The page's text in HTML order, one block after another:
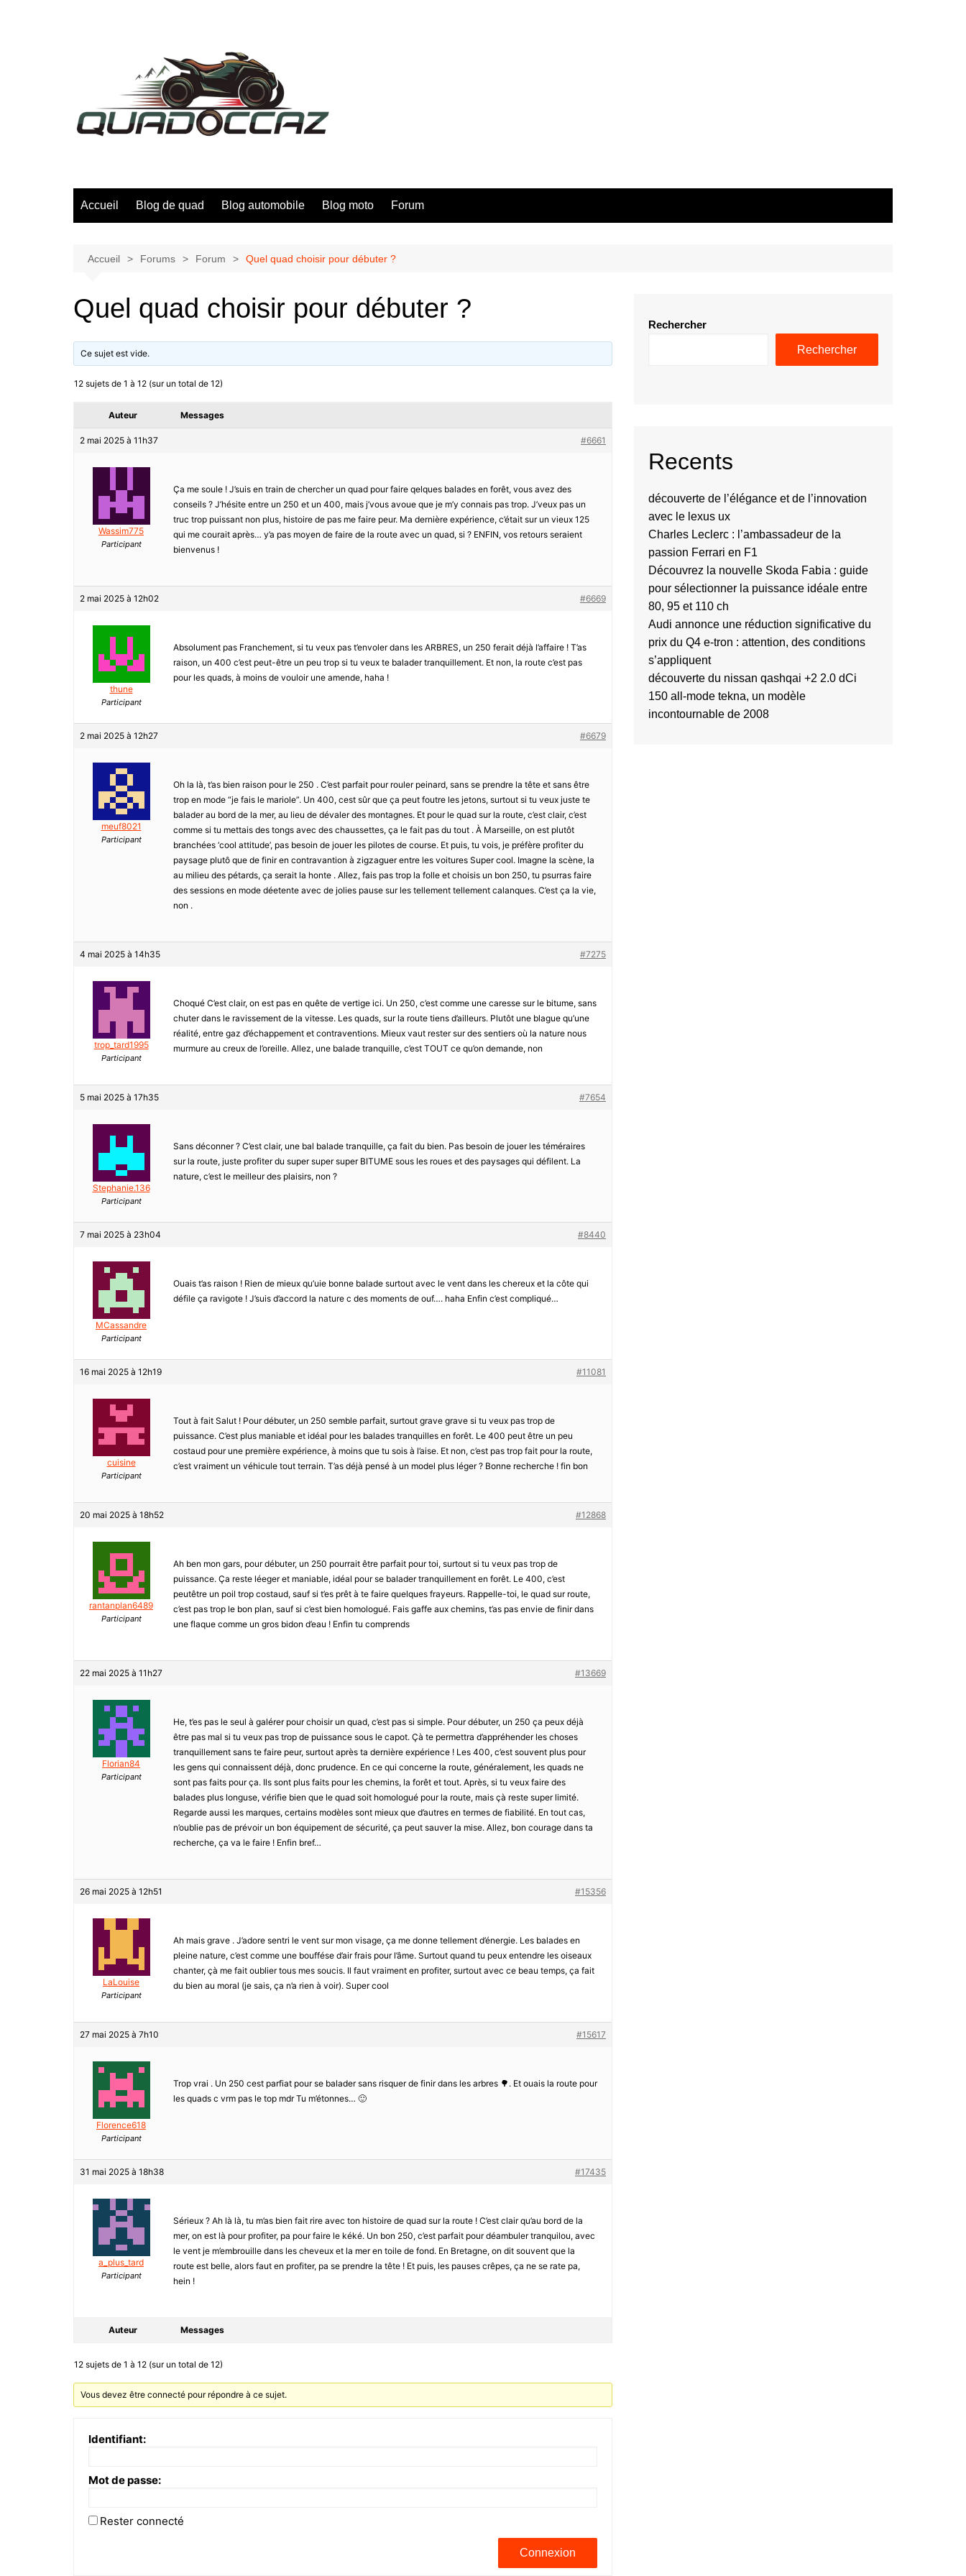
Accueil Blog de quad Blog automobile Blog moto Forum
Accueil Forums Forum Quel quad choisir pour débuter ?
Quel quad choisir pour débuter ?
Ce sujet est vide.
12 sujets de 1 à 12 (sur un total de 12)
Auteur Messages
2 mai 2025 à 11h37 #6661
Wassim775
Participant
Ça me soule ! J’suis en train de chercher un quad pour faire qelques balades en forêt, vous avez des
conseils ? J’hésite entre un 250 et un 400, mais j’vous avoue que je m’y connais pas trop. J’veux pas un
truc trop puissant non plus, histoire de pas me faire peur. Ma dernière expérience, c’était sur un vieux 125
qui me courait après… y’a pas moyen de faire de la route avec un quad, si ? ENFIN, vos retours seraient
bienvenus !
2 mai 2025 à 12h02 #6669
thune
Participant
Absolument pas Franchement, si tu veux pas t’envoler dans les ARBRES, un 250 ferait déjà l’affaire ! T’as
raison, un 400 c’est peut-être un peu trop si tu veux te balader tranquillement. Et non, la route c’est pas
pour les quads, à moins de vouloir une amende, haha !
2 mai 2025 à 12h27 #6679
meuf8021
Participant
Oh la là, t’as bien raison pour le 250 . C’est parfait pour rouler peinard, sans se prendre la tête et sans être
trop en mode “je fais le mariole”. Un 400, cest sûr que ça peut foutre les jetons, surtout si tu veux juste te
balader au bord de la mer, au lieu de dévaler des montagnes. Et pour le quad sur la route, c’est clair, c’est
comme si tu mettais des tongs avec des chaussettes, ça le fait pas du tout . À Marseille, on est plutôt
branchées ‘cool attitude’, pas besoin de jouer les pilotes de course. Et puis, tu vois, je préfère profiter du
paysage plutô que de finir en contravantion à zigzaguer entre les voitures Super cool. Imagne la scène, la
au milieu des pétards, ça serait la honte . Allez, fais pas trop la folle et choisis un bon 250, tu psurras faire
des sessions en mode déetente avec de jolies pause sur les tellement tellement calanques. C’est ça la vie,
non .
4 mai 2025 à 14h35 #7275
trop_tard1995
Participant
Choqué C’est clair, on est pas en quête de vertige ici. Un 250, c’est comme une caresse sur le bitume, sans
chuter dans le ravissement de la vitesse. Les quads, sur la route tiens d’ailleurs. Plutôt une blague qu’une
réalité, entre gaz d’échappement et contraventions. Mieux vaut rester sur des sentiers où la nature nous
murmure au creux de l’oreille. Allez, une balade tranquille, c’est TOUT ce qu’on demande, non
5 mai 2025 à 17h35 #7654
Stephanie.136
Participant
Sans déconner ? C’est clair, une bal balade tranquille, ça fait du bien. Pas besoin de jouer les téméraires
sur la route, juste profiter du super super super BITUME sous les roues et des paysages qui défilent. La
nature, c’est le meilleur des plaisirs, non ?
7 mai 2025 à 23h04 #8440
MCassandre
Participant
Ouais t’as raison ! Rien de mieux qu’uie bonne balade surtout avec le vent dans les chereux et la côte qui
défile ça ravigote ! J’suis d’accord la nature c des moments de ouf…. haha Enfin c’est compliqué…
16 mai 2025 à 12h19 #11081
cuisine
Participant
Tout à fait Salut ! Pour débuter, un 250 semble parfait, surtout grave grave si tu veux pas trop de
puissance. C’est plus maniable et idéal pour les balades tranquilles en forêt. Le 400 peut être un peu
costaud pour une première expérience, à moins que tu sois à l’aise. Et non, c’est pas trop fait pour la route,
c’est vraiment un véhicule tout terrain. T’as déjà pensé à un model plus léger ? Bonne recherche ! fin bon
20 mai 2025 à 18h52 #12868
rantanplan6489
Participant
Ah ben mon gars, pour débuter, un 250 pourrait être parfait pour toi, surtout si tu veux pas trop de
puissance. Ça reste léeger et maniable, idéal pour se balader tranquillement en forêt. Le 400, c’est
peutêtre un poil trop costaud, sauf si t’es prêt à te faire quelques frayeurs. Rappelle-toi, le quad sur route,
c’est pas trop le bon plan, sauf si c’est bien homologué. Fais gaffe aux chemins, t’as pas envie de finir dans
une flaque comme un gros bidon d’eau ! Enfin tu comprends
22 mai 2025 à 11h27 #13669
Florian84
Participant
He, t’es pas le seul à galérer pour choisir un quad, c’est pas si simple. Pour débuter, un 250 ça peux déjà
être pas mal si tu veux pas trop de puissance sous le capot. Çà te permettra d’appréhender les choses
tranquillement sans te faire peur, surtout après ta dernière expérience ! Les 400, c’est souvent plus pour
les gens qui connaissent déjà, donc prudence. En ce qui concerne la route, généralement, les quads ne
sont pas faits pour ça. Ils sont plus faits pour les chemins, la forêt et tout. Après, si tu veux faire des
balades plus longuse, vérifie bien que le quad soit homologué pour la route, mais çà reste super limité.
Regarde aussi les marques, certains modèles sont mieux que d’autres en termes de fiabilité. En tout cas,
n’oublie pas de prévoir un bon équipement de sécurité, ça peut sauver la mise. Allez, bon courage dans ta
recherche, ça va le faire ! Enfin bref…
26 mai 2025 à 12h51 #15356
LaLouise
Participant
Ah mais grave . J’adore sentri le vent sur mon visage, ça me donne tellement d’énergie. Les balades en
pleine nature, c’est comme une bouffése d’air frais pour l’âme. Surtout quand tu peux entendre les oiseaux
chanter, çà me fait oublier tous mes soucis. Il faut vraiment en profiter, surtout avec ce beau temps, ça fait
du bien au moral (je sais, ça n’a rien à voir). Super cool
27 mai 2025 à 7h10 #15617
Florence618
Participant
Trop vrai . Un 250 cest parfiat pour se balader sans risquer de finir dans les arbres 🌳. Et ouais la route pour
les quads c vrm pas le top mdr Tu m’étonnes… 🙂
31 mai 2025 à 18h38 #17435
a_plus_tard
Participant
Sérieux ? Ah là là, tu m’as bien fait rire avec ton histoire de quad sur la route ! C’est clair qu’au bord de la
mer, on est là pour profiter, pa pour faire le kéké. Un bon 250, c’est parfait pour déambuler tranquilou, avec
le vent je m’embrouille dans les cheveux et la mer en toile de fond. En Bretagne, on dit souvent que la
route est belle, alors faut en profiter, pa se prendre la tête ! Et puis, les pauses crêpes, ça ne se rate pa,
hein !
Auteur Messages
12 sujets de 1 à 12 (sur un total de 12)
Vous devez être connecté pour répondre à ce sujet.
Identifiant:
Mot de passe:
Rester connecté
Connexion
Rechercher
Rechercher
Recents
découverte de l’élégance et de l’innovation
avec le lexus ux
Charles Leclerc : l’ambassadeur de la
passion Ferrari en F1
Découvrez la nouvelle Skoda Fabia : guide
pour sélectionner la puissance idéale entre
80, 95 et 110 ch
Audi annonce une réduction significative du
prix du Q4 e-tron : attention, des conditions
s’appliquent
découverte du nissan qashqai +2 2.0 dCi
150 all-mode tekna, un modèle
incontournable de 2008